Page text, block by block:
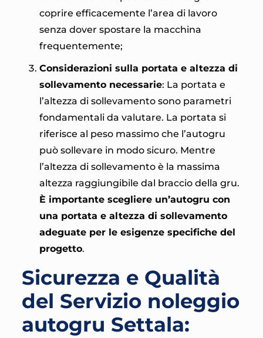
coprire efficacemente l’area di lavoro
senza dover spostare la macchina
frequentemente;
Considerazioni sulla portata e altezza di
sollevamento necessarie: La portata e
l’altezza di sollevamento sono parametri
fondamentali da valutare. La portata si
riferisce al peso massimo che l’autogru
può sollevare in modo sicuro. Mentre
l’altezza di sollevamento è la massima
altezza raggiungibile dal braccio della gru.
È importante scegliere un’autogru con
una portata e altezza di sollevamento
adeguate per le esigenze specifiche del
progetto.
Sicurezza e Qualità
del Servizio noleggio
autogru Settala: